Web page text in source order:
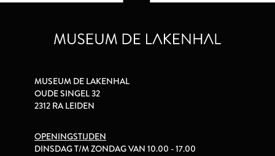
MUSEUM DE LAKENHAL
OUDE SINGEL 32
2312 RA LEIDEN
OPENINGSTIJDEN
DINSDAG T/M ZONDAG VAN 10.00 - 17.00